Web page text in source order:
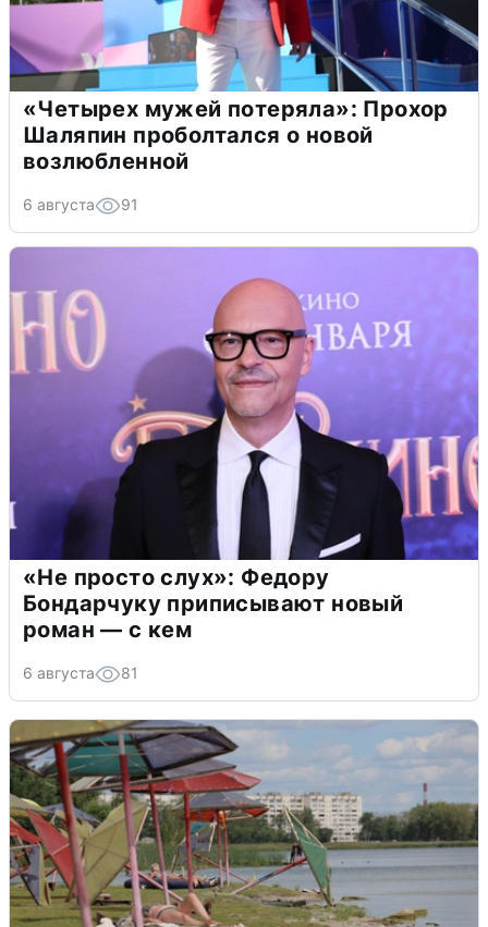
«Четырех мужей потеряла»: Прохор
Шаляпин проболтался о новой
возлюбленной
6 августа 91
«Не просто слух»: Федору
Бондарчуку приписывают новый
роман — с кем
6 августа 81